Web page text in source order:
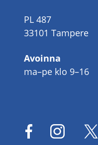
PL 487
33101 Tampere
Avoinna
ma–pe klo 9–16